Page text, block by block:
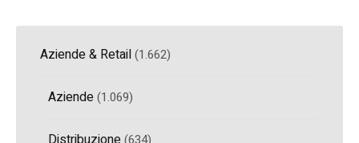
Aziende & Retail(1.662)
Aziende(1.069)